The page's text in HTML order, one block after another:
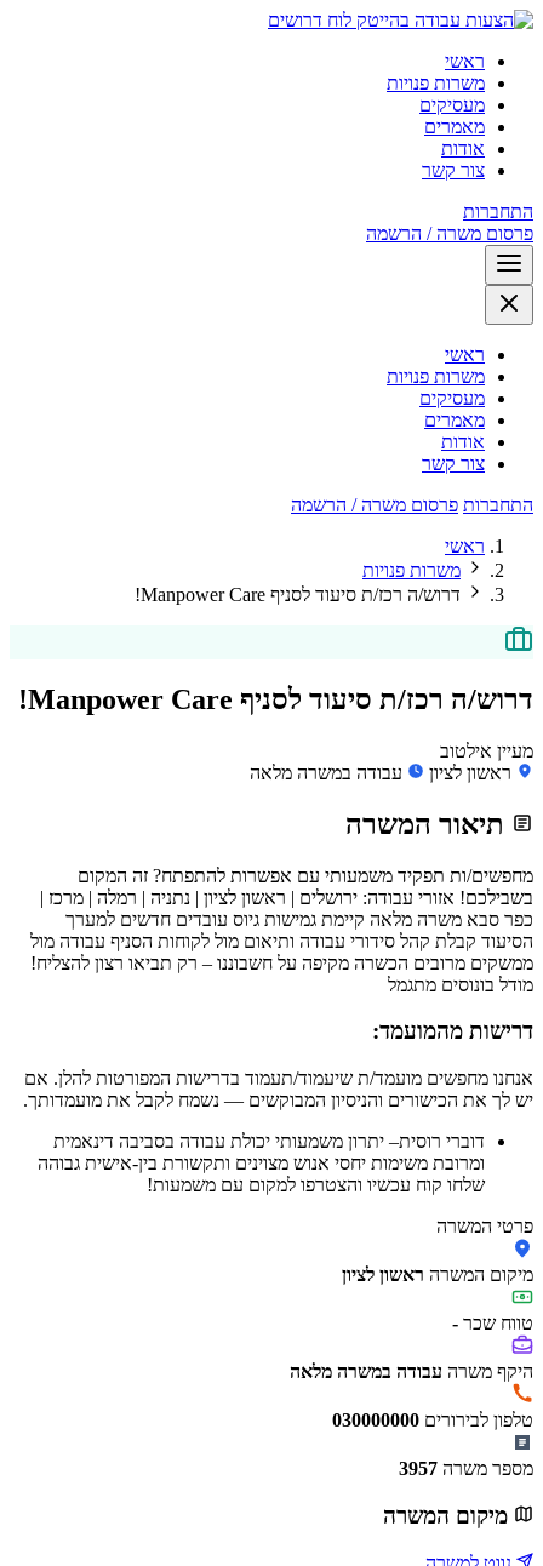
לוח דרושים
ראשי
משרות פנויות
מעסיקים
מאמרים
אודות
צור קשר
התחברות
פרסום משרה / הרשמה
ראשי
משרות פנויות
מעסיקים
מאמרים
אודות
צור קשר
התחברות פרסום משרה / הרשמה
ראשי
משרות פנויות
דרוש/ה רכז/ת סיעוד לסניף Manpower Care!
דרוש/ה רכז/ת סיעוד לסניף Manpower Care!
מעיין אילטוב
ראשון לציון
עבודה במשרה מלאה
תיאור המשרה
מחפשים/ות תפקיד משמעותי עם אפשרות להתפתח? זה המקום
בשבילכם! אזורי עבודה: ירושלים | ראשון לציון | נתניה | רמלה | מרכז |
כפר סבא משרה מלאה קיימת גמישות גיוס עובדים חדשים למערך
הסיעוד קבלת קהל סידורי עבודה ותיאום מול לקוחות הסניף עבודה מול
ממשקים מרובים הכשרה מקיפה על חשבוננו – רק תביאו רצון להצליח!
מודל בונוסים מתגמל
דרישות מהמועמד:
אנחנו מחפשים מועמד/ת שיעמוד/תעמוד בדרישות המפורטות להלן. אם
יש לך את הכישורים והניסיון המבוקשים — נשמח לקבל את מועמדותך.
דוברי רוסית– יתרון משמעותי יכולת עבודה בסביבה דינאמית
ומרובת משימות יחסי אנוש מצוינים ותקשורת בין-אישית גבוהה
שלחו קוח עכשיו והצטרפו למקום עם משמעות!
פרטי המשרה
מיקום המשרה ראשון לציון
טווח שכר -
היקף משרה עבודה במשרה מלאה
טלפון לבירורים 030000000
מספר משרה 3957
מיקום המשרה